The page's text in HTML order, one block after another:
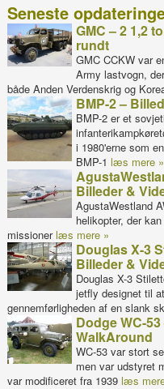
Seneste
GMC – 2 1,2
rundt
GMC CCKW var
Army lastvogn,
både Anden Verdenskrig og
BMP-2 –
BMP-2 er et
i 1980'erne som
BMP-1 læs mere »
Billeder &
AgustaWestland
helikopter, der
missionerlæs mere »
Douglas X-3
Billeder &
Douglas X-3
jetfly designet til
gennemførligheden af en slank
Dodge WC-53
WalkAround
WC-53 var stort
men var udstyret
var modificeret fra 1939 læs